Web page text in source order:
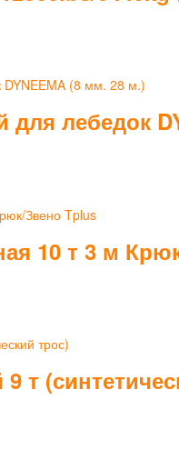
для лебедок
10 т 3 м
т